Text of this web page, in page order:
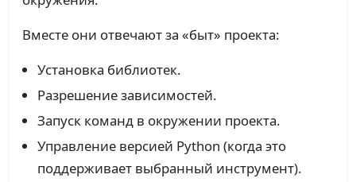
Вместе они отвечают за «быт» проекта:
Установка библиотек.
Разрешение зависимостей.
Запуск команд в окружении проекта.
Управление версией Python (когда это
поддерживает выбранный инструмент).​